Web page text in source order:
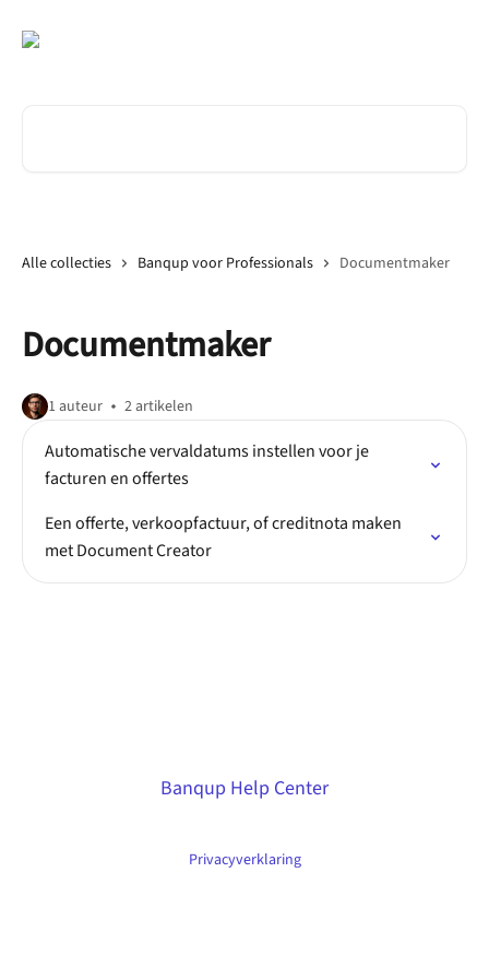
Alle collecties Banqup voor Professionals Documentmaker
Documentmaker
1 auteur 2 artikelen
Automatische vervaldatums instellen voor je
facturen en offertes
Een offerte, verkoopfactuur, of creditnota maken
met Document Creator
Banqup Help Center
Privacyverklaring